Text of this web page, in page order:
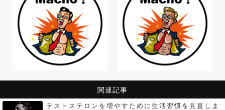
関連記事
テストステロンを増やすために生活習慣を見直しま